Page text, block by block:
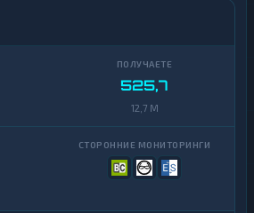
525,7
12,7 M